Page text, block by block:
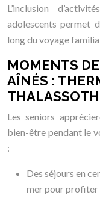
L’inclusion
adolescents permet
long du voyage
MOMENTS
AÎNÉS :
Les seniors
bien-être pendant le
:
Des séjours en
mer pour profiter